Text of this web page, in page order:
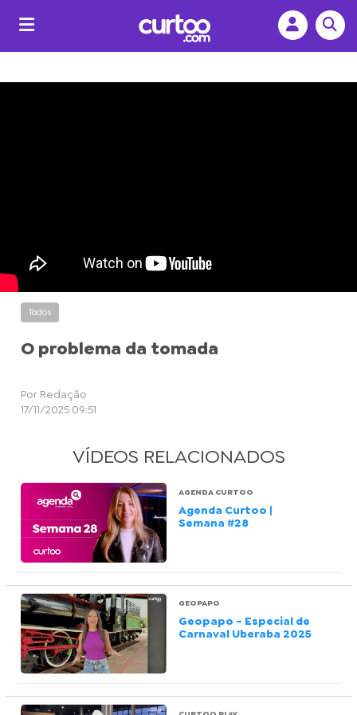
Todos
O problema da tomada
Por Redação
17/11/2025 09:51
VÍDEOS RELACIONADOS
AGENDA CURTOO
Agenda Curtoo |
Semana #28
GEOPAPO
Geopapo - Especial de
Carnaval Uberaba 2025